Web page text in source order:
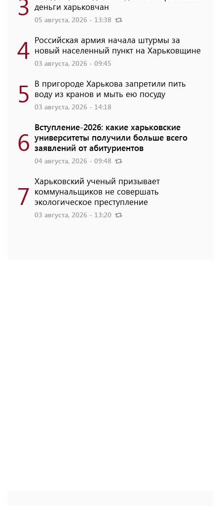
деньги харьковчан
05 августа, 2026 - 13:38
4 Российская армия начала штурмы за
новый населенный пункт на Харьковщине
03 августа, 2026 - 09:45
5 В пригороде Харькова запретили пить
воду из кранов и мыть ею посуду
03 августа, 2026 - 14:18
6 Вступление-2026: какие харьковские
университеты получили больше всего
заявлений от абитуриентов
04 августа, 2026 - 09:48
7 Харьковский ученый призывает
коммунальщиков не совершать
экологическое преступление
03 августа, 2026 - 13:20